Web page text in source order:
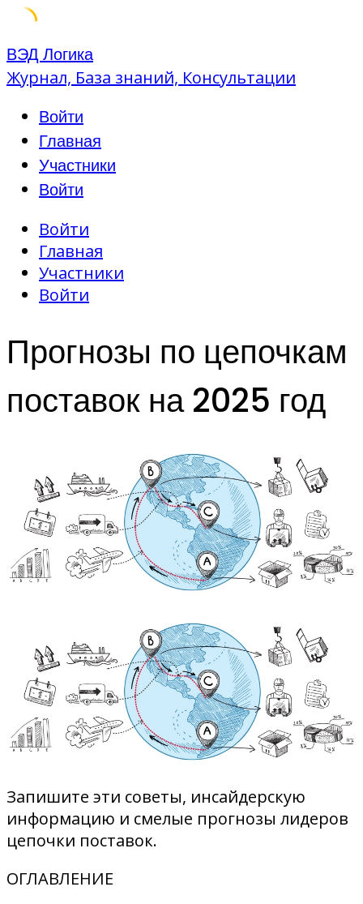
Skip
to
ВЭД Логика
Журнал, База знаний, Консультации
Войти
Главная
Участники
Войти
Войти
Главная
Участники
Войти
Прогнозы по цепочкам
поставок на 2025 год
Запишите эти советы, инсайдерскую
информацию и смелые прогнозы лидеров
цепочки поставок.
ОГЛАВЛЕНИЕ